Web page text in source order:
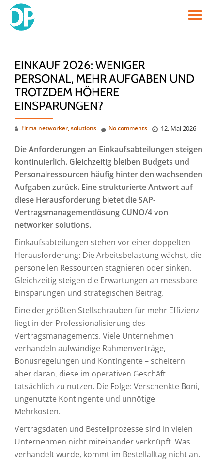
Skip
EINKAUF 2026: WENIGER
PERSONAL, MEHR AUFGABEN UND
TROTZDEM HÖHERE
EINSPARUNGEN?
Firma networker, solutions 12. Mai 2026
No comments
Die Anforderungen an Einkaufsabteilungen steigen
kontinuierlich. Gleichzeitig bleiben Budgets und
Personalressourcen häufig hinter den wachsenden
Aufgaben zurück. Eine strukturierte Antwort auf
diese Herausforderung bietet die SAP-
Vertragsmanagementlösung CUNO/4 von
networker solutions.
Einkaufsabteilungen stehen vor einer doppelten
Herausforderung: Die Arbeitsbelastung wächst, die
personellen Ressourcen stagnieren oder sinken.
Gleichzeitig steigen die Erwartungen an messbare
Einsparungen und strategischen Beitrag.
Eine der größten Stellschrauben für mehr Effizienz
liegt in der Professionalisierung des
Vertragsmanagements. Viele Unternehmen
verhandeln aufwändige Rahmenverträge,
Bonusregelungen und Kontingente – scheitern
aber daran, diese im operativen Geschäft
tatsächlich zu nutzen. Die Folge: Verschenkte Boni,
ungenutzte Kontingente und unnötige
Mehrkosten.
Vertragsdaten und Bestellprozesse sind in vielen
Unternehmen nicht miteinander verknüpft. Was
verhandelt wurde, kommt im Bestellalltag nicht an.